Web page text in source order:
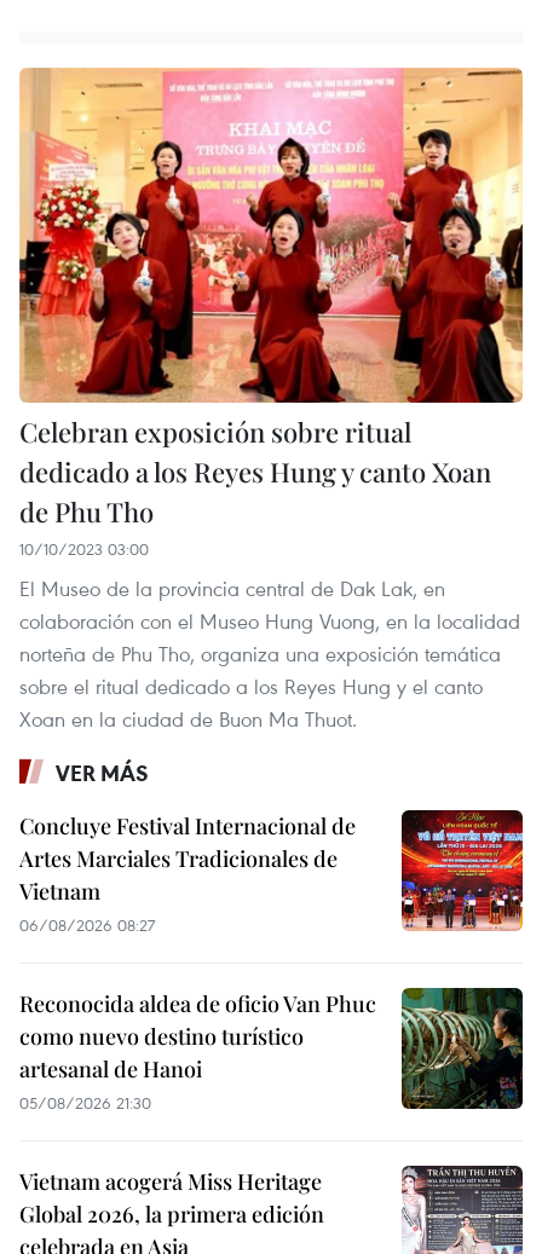
Celebran exposición sobre ritual
dedicado a los Reyes Hung y canto Xoan
de Phu Tho
10/10/2023 03:00
El Museo de la provincia central de Dak Lak, en
colaboración con el Museo Hung Vuong, en la localidad
norteña de Phu Tho, organiza una exposición temática
sobre el ritual dedicado a los Reyes Hung y el canto
Xoan en la ciudad de Buon Ma Thuot.
VER MÁS
Concluye Festival Internacional de
Artes Marciales Tradicionales de
Vietnam
06/08/2026 08:27
Reconocida aldea de oficio Van Phuc
como nuevo destino turístico
artesanal de Hanoi
05/08/2026 21:30
Vietnam acogerá Miss Heritage
Global 2026, la primera edición
celebrada en Asia